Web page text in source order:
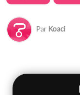
Par Koaci